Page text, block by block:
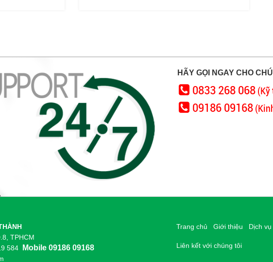
HÃY GỌI NGAY CHO
0833 268 068
09186 09168
TPHCM
584
Mobile 09186 09168
Trang chủ Giới thiệu Dịch vụ
Liên kết với chúng tôi